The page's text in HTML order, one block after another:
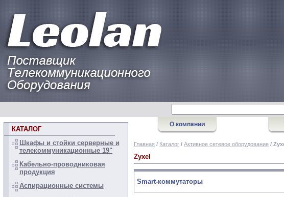
КАТАЛОГ
Шкафы и стойки серверные и
телекоммуникационные 19"
Кабельно-проводниковая
продукция
Аспирационные системы
Главная / Каталог /Активное сетевое оборудование /
Zyxel
Smart-коммутаторы